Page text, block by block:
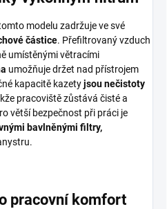
modelu zadržuje ve své
částice. Přefiltrovaný vzduch
umístěnými větracími
umožňuje držet nad přístrojem
kapacitě kazetyjsou nečistoty
pracoviště zůstává čisté a
větší bezpečnost při práci je
bavlněnými filtry,
pracovní komfort